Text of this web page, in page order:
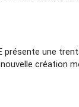
présente une
création